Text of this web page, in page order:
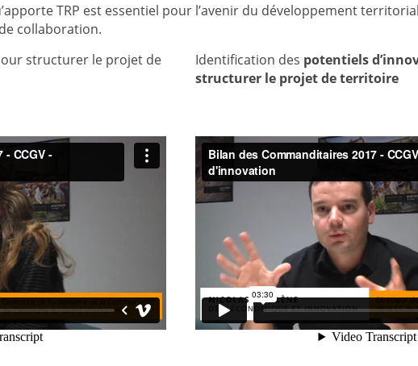
TRP est essentiel pour l’avenir du développement
collaboration.
structurer le projet de
Identification des potentiels
structurer le projet de territoire